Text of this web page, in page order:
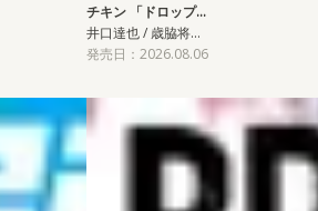
チキン 「ドロップ…
井口達也 / 歳脇将…
発売日：2026.08.06